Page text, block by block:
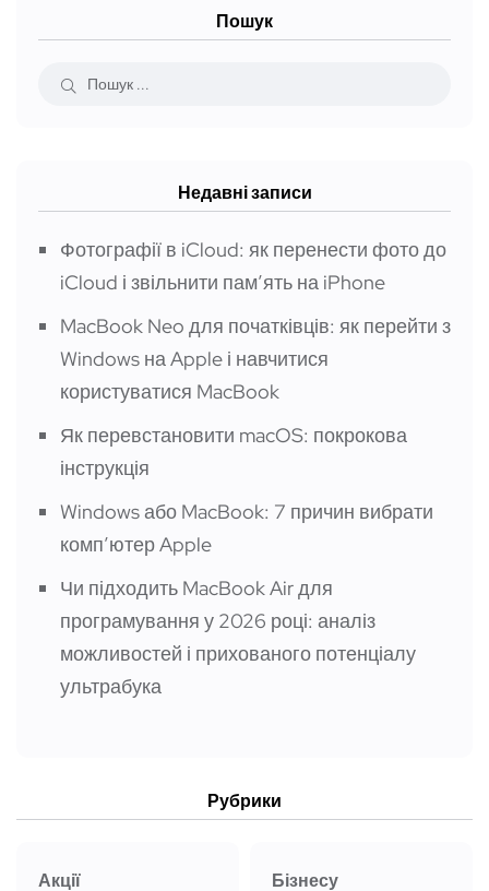
Пошук
Недавні записи
Фотографії в iCloud: як перенести фото до
iCloud і звільнити пам’ять на iPhone
MacBook Neo для початківців: як перейти з
Windows на Apple і навчитися
користуватися MacBook
Як перевстановити macOS: покрокова
інструкція
Windows або MacBook: 7 причин вибрати
компʼютер Apple
Чи підходить MacBook Air для
програмування у 2026 році: аналіз
можливостей і прихованого потенціалу
ультрабука
Рубрики
Акції Бізнесу